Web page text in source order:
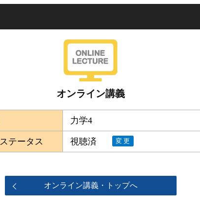
オンライン講義
力学4
テータス 視聴済 変更
オンライン講義・トップへ